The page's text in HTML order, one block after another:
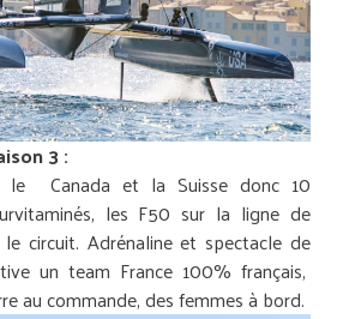
3 :
le Canada et la Suisse donc 10
les F50 sur la ligne de
circuit. Adrénaline et spectacle de
un team France 100% français,
au commande, des femmes à bord.